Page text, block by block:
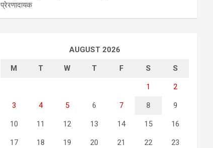
प्रेरणादायक
AUGUST 2026
M T W T F S S
1 2
3 4 5 6 7 8 9
10 11 12 13 14 15 16
17 18 19 20 21 22 23